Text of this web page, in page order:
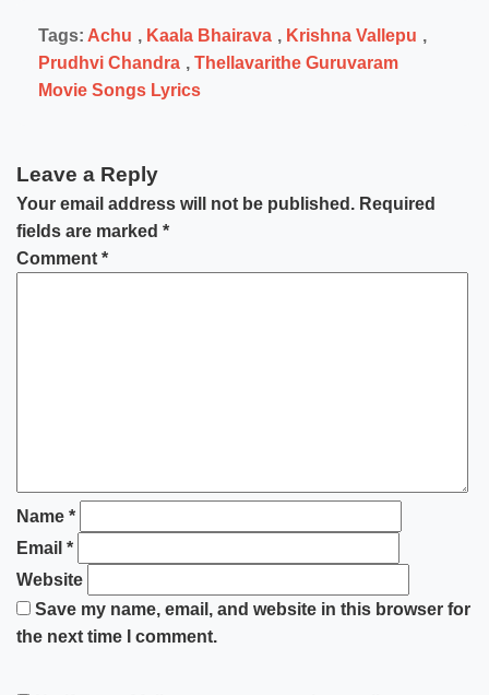
Tags: Achu , Kaala Bhairava , Krishna Vallepu ,
Prudhvi Chandra , Thellavarithe Guruvaram
Movie Songs Lyrics
Leave a Reply
Your email address will not be published. Required
fields are marked *
Comment *
Name *
Email *
Website
Save my name, email, and website in this browser for
the next time I comment.